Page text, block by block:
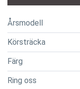
Årsmodell
Körsträcka
Färg
Ring oss